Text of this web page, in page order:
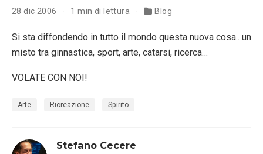
28 dic 2006 1 min di lettura Blog
Si sta diffondendo in tutto il mondo questa nuova cosa.. un
misto tra ginnastica, sport, arte, catarsi, ricerca…
VOLATE CON NOI!
Arte Ricreazione Spirito
Stefano Cecere